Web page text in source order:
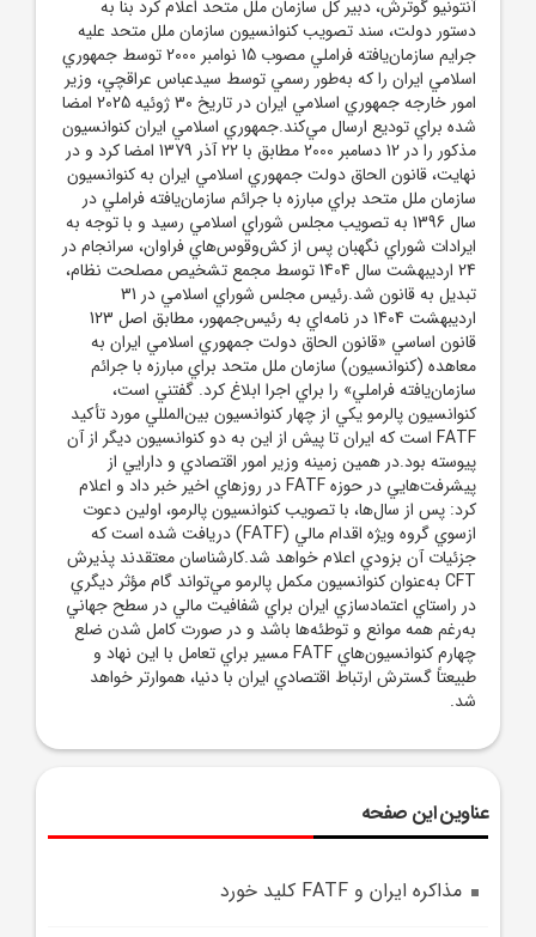
آنتونيو گوترش، دبير کل سازمان ملل متحد اعلام کرد بنا به
دستور دولت، سند تصويب کنوانسيون سازمان ملل متحد عليه
جرايم سازمان‌يافته فراملي مصوب 15 نوامبر 2000 توسط جمهوري
اسلامي ايران را که به‌طور رسمي توسط سيدعباس عراقچي، وزير
امور خارجه جمهوري اسلامي ايران در تاريخ 30 ژوئيه 2025 امضا
شده براي توديع ارسال مي‌کند.جمهوري اسلامي ايران کنوانسيون
مذکور را در 12 دسامبر 2000 مطابق با 22 آذر 1379 امضا کرد و در
نهايت، قانون الحاق دولت جمهوري اسلامي ايران به کنوانسيون
سازمان ملل متحد براي مبارزه با جرائم سازمان‌يافته فراملي در
سال 1396 به تصويب مجلس شوراي اسلامي رسيد و با توجه به
ايرادات شوراي نگهبان پس از کش‌وقوس‌هاي فراوان، سرانجام در
24 ارديبهشت سال 1404 توسط مجمع تشخيص مصلحت نظام،
تبديل به قانون شد.رئيس مجلس شوراي اسلامي در 31
ارديبهشت 1404 در نامه‌اي به رئيس‌جمهور، مطابق اصل 123
قانون اساسي «قانون الحاق دولت جمهوري اسلامي ايران به
معاهده (کنوانسيون) سازمان ملل متحد براي مبارزه با جرائم
سازمان‌يافته فراملي» را براي اجرا ابلاغ کرد. گفتني است،
کنوانسيون پالرمو يکي از چهار کنوانسيون بين‌المللي مورد تأکيد
FATF است که ايران تا پيش از اين به دو کنوانسيون ديگر از آن
پيوسته بود.در همين زمينه وزير امور اقتصادي و دارايي از
پيشرفت‌هايي در حوزه FATF در روز‌هاي اخير خبر داد و اعلام
کرد: پس از سال‌ها، با تصويب کنوانسيون پالرمو، اولين دعوت
ازسوي گروه ويژه اقدام مالي (FATF) دريافت شده است که
جزئيات آن بزودي اعلام خواهد شد.کارشناسان معتقدند پذيرش
CFT به‌عنوان کنوانسيون مکمل پالرمو مي‌تواند گام مؤثر ديگري
در راستاي اعتمادسازي ايران براي شفافيت مالي در سطح جهاني
به‌رغم همه موانع و توطئه‌ها باشد و در صورت کامل شدن ضلع
چهارم کنوانسيون‌هاي FATF مسير براي تعامل با اين نهاد و
طبيعتاً گسترش ارتباط اقتصادي ايران با دنيا، هموارتر خواهد
شد.
عناوین این صفحه
مذاکره ايران و FATF کليد خورد